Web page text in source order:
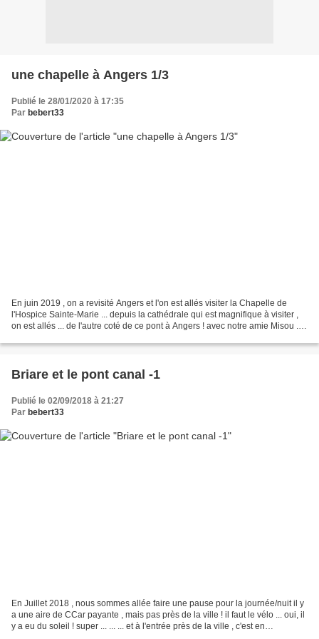
une chapelle à Angers 1/3
Publié le 28/01/2020 à 17:35
Par bebert33
En juin 2019 , on a revisité Angers et l'on est allés visiter la Chapelle de
l'Hospice Sainte-Marie ... depuis la cathédrale qui est magnifique à visiter ,
on est allés ... de l'autre coté de ce pont à Angers ! avec notre amie Misou ...
Briare et le pont canal -1
Publié le 02/09/2018 à 21:27
Par bebert33
En Juillet 2018 , nous sommes allée faire une pause pour la journée/nuit il y
a une aire de CCar payante , mais pas près de la ville ! il faut le vélo ... oui, il
y a eu du soleil ! super ... ... ... et à l'entrée près de la ville , c'est en